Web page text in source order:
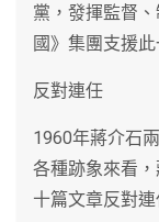
黨，發揮監督
國》集團支援
反對連任
1960年蔣介石
各種跡象來看
十篇文章反對連